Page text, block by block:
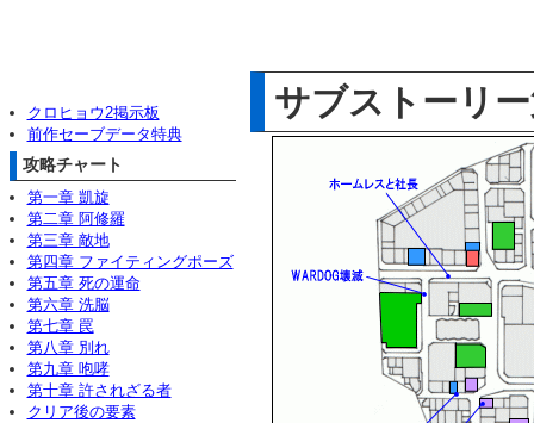
サブストーリ
クロヒョウ2掲示板
前作セーブデータ特典
攻略チャート
第一章 凱旋
第二章 阿修羅
第三章 敵地
第四章 ファイティングポーズ
第五章 死の運命
第六章 洗脳
第七章 罠
第八章 別れ
第九章 咆哮
第十章 許されざる者
クリア後の要素